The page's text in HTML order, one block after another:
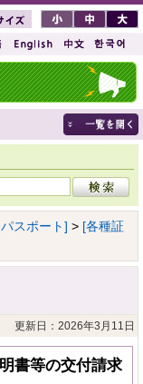
スポート] > [各種証
更新日：2026年3月11日
書等の交付請求